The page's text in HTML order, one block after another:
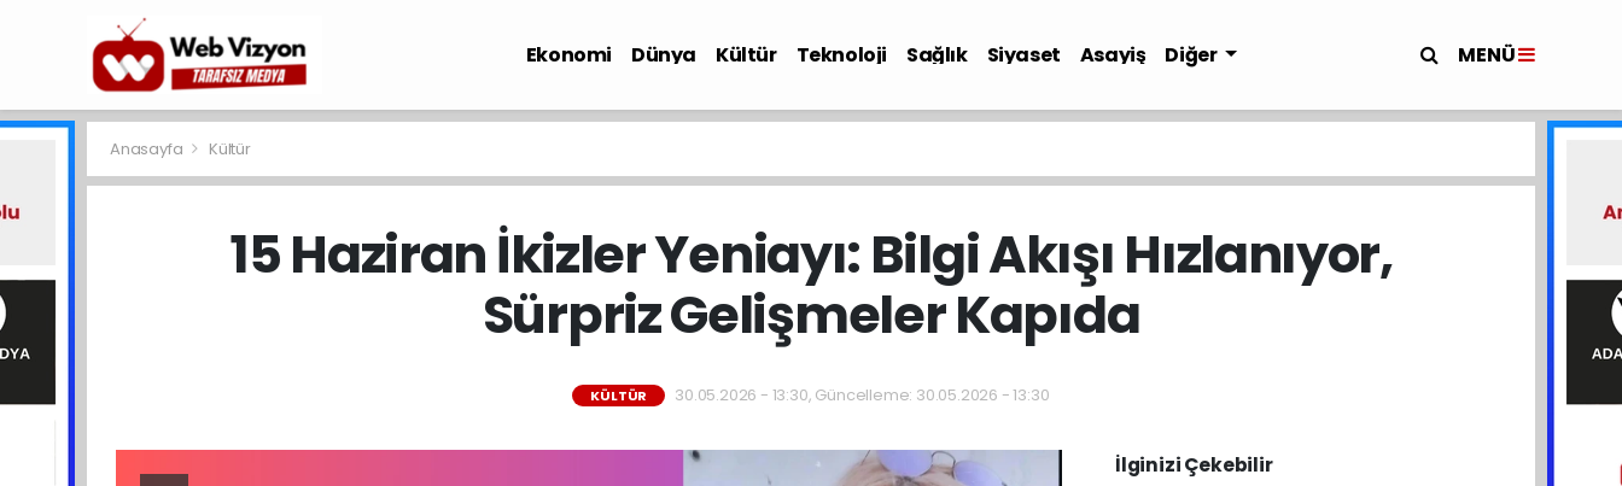
Ekonomi Dünya Kültür Teknoloji Sağlık Siyaset Asayiş Diğer MENÜ
Anasayfa Kültür
15 Haziran İkizler Yeniayı: Bilgi Akışı Hızlanıyor,
Sürpriz Gelişmeler Kapıda
KÜLTÜR 30.05.2026 - 13:30, Güncelleme: 30.05.2026 - 13:30
İlginizi Çekebilir